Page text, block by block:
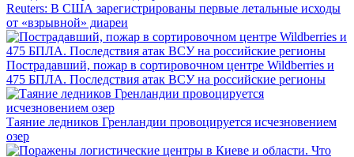
Reuters: В США зарегистрированы первые летальные исходы
от «взрывной» диареи
Пострадавший, пожар в сортировочном центре Wildberries и
475 БПЛА. Последствия атак ВСУ на российские регионы
Таяние ледников Гренландии провоцируется исчезновением
озер